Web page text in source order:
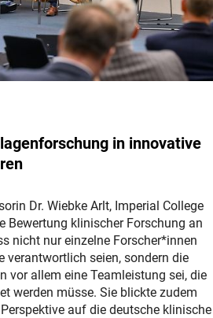
in innovative
Dr. Wiebke Arlt, Imperial College
Bewertung klinischer Forschung an
nicht nur einzelne Forscher*innen
verantwortlich seien, sondern die
vor allem eine Teamleistung sei, die
werden müsse. Sie blickte zudem
auf die deutsche klinische